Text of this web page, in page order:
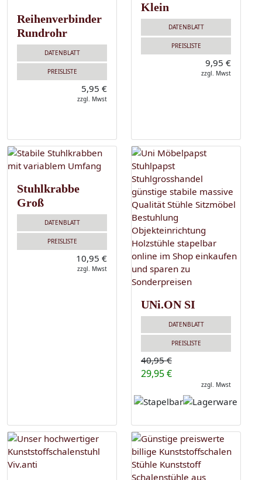
Reihenverbinder
Rundrohr
DATENBLATT
PREISLISTE
5,95 €
zzgl. Mwst
Klein
DATENBLATT
PREISLISTE
9,95 €
zzgl. Mwst
Stuhlkrabbe
Groß
DATENBLATT
PREISLISTE
10,95 €
zzgl. Mwst
UNi.ON SI
DATENBLATT
PREISLISTE
40,95 €
29,95 €
zzgl. Mwst